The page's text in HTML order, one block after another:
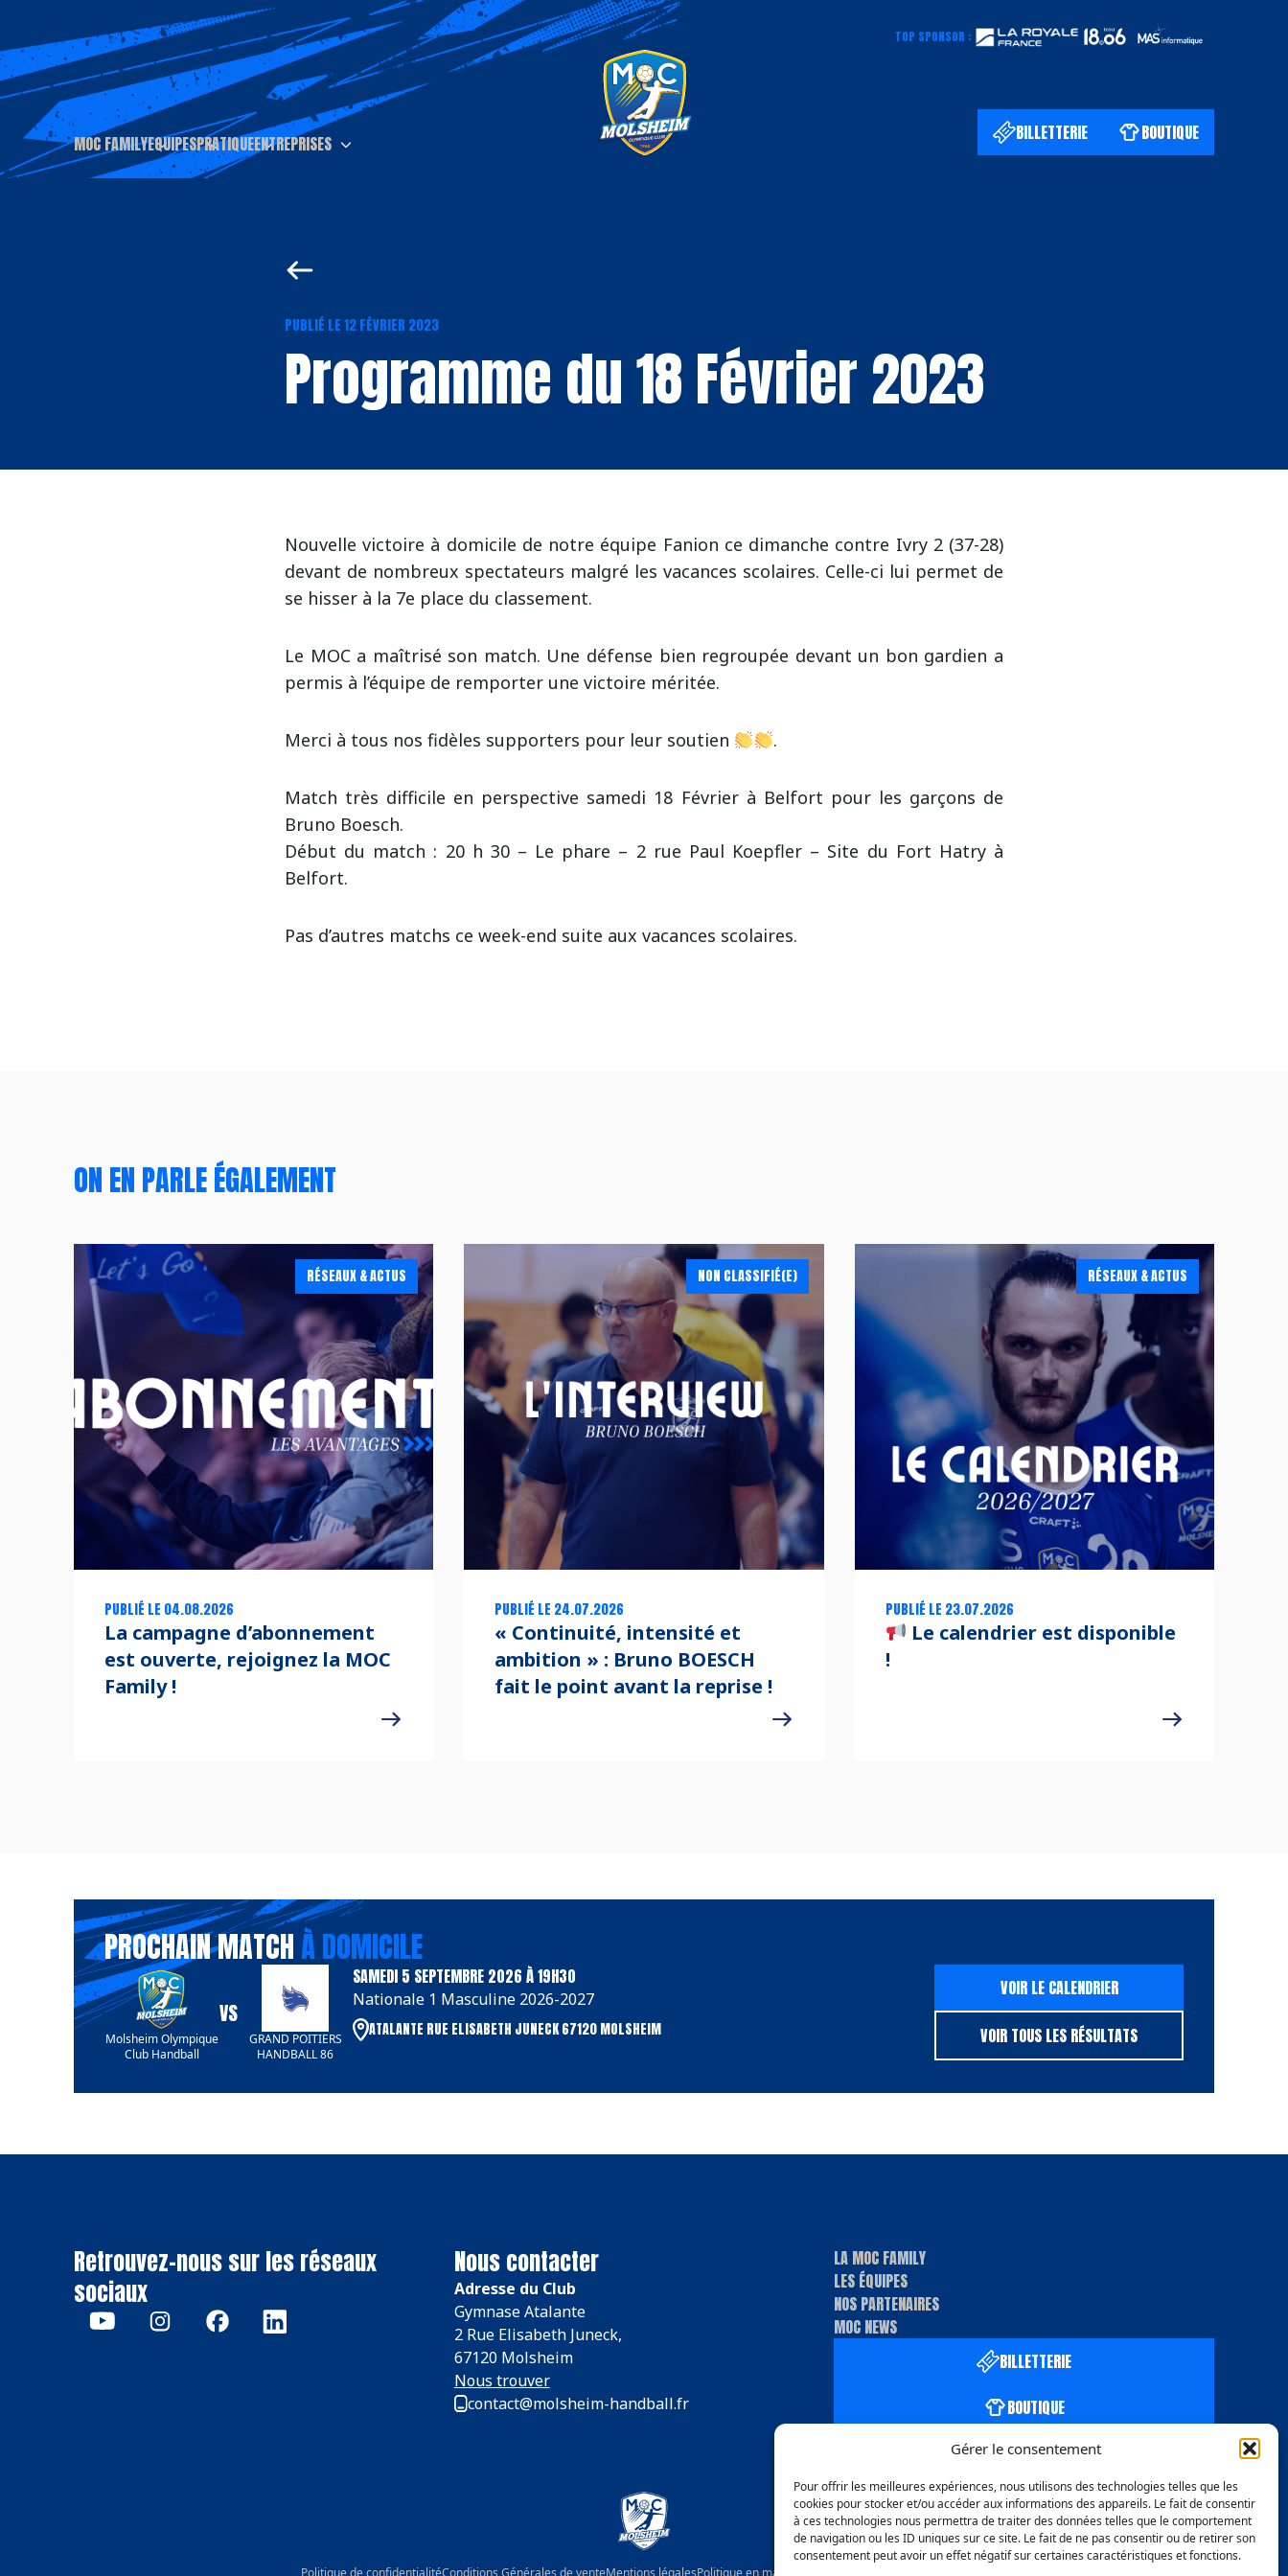
Gérer le consentement
Pour offrir les meilleures expériences, nous utilisons des technologies telles que les
cookies pour stocker et/ou accéder aux informations des appareils. Le fait de consentir
à ces technologies nous permettra de traiter des données telles que le comportement
de navigation ou les ID uniques sur ce site. Le fait de ne pas consentir ou de retirer son
consentement peut avoir un effet négatif sur certaines caractéristiques et fonctions.
TOP SPONSOR :
MOC FAMILYEQUIPESPRATIQUEENTREPRISES BILLETTERIE BOUTIQUE
PUBLIÉ LE 12 FÉVRIER 2023
Programme du 18 Février 2023
Nouvelle victoire à domicile de notre équipe Fanion ce dimanche contre Ivry 2 (37-28)
devant de nombreux spectateurs malgré les vacances scolaires. Celle-ci lui permet de
se hisser à la 7e place du classement.
Le MOC a maîtrisé son match. Une défense bien regroupée devant un bon gardien a
permis à l’équipe de remporter une victoire méritée.
Merci à tous nos fidèles supporters pour leur soutien .
Match très difficile en perspective samedi 18 Février à Belfort pour les garçons de
Bruno Boesch.
Début du match : 20 h 30 – Le phare – 2 rue Paul Koepfler – Site du Fort Hatry à
Belfort.
Pas d’autres matchs ce week-end suite aux vacances scolaires.
ON EN PARLE ÉGALEMENT
RÉSEAUX & ACTUS
PUBLIÉ LE 04.08.2026
La campagne d’abonnement
est ouverte, rejoignez la MOC
Family !
NON CLASSIFIÉ(E)
PUBLIÉ LE 24.07.2026
« Continuité, intensité et
ambition » : Bruno BOESCH
fait le point avant la reprise !
RÉSEAUX & ACTUS
PUBLIÉ LE 23.07.2026
Le calendrier est disponible
!
PROCHAIN MATCHÀ DOMICILE
Molsheim Olympique
Club Handball
VS
GRAND POITIERS
HANDBALL 86
SAMEDI 5 SEPTEMBRE 2026 À 19H30
Nationale 1 Masculine 2026-2027
ATALANTE RUE ELISABETH JUNECK 67120 MOLSHEIM
VOIR LE CALENDRIER
VOIR TOUS LES RÉSULTATS
Retrouvez-nous sur les réseaux
sociaux
Nous contacter
Adresse du Club
Gymnase Atalante
2 Rue Elisabeth Juneck,
67120 Molsheim
Nous trouver
contact@molsheim-handball.fr
LA MOC FAMILY
LES ÉQUIPES
NOS PARTENAIRES
MOC NEWS
BILLETTERIE
BOUTIQUE